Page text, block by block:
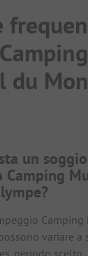
du
un
Camping
variare a